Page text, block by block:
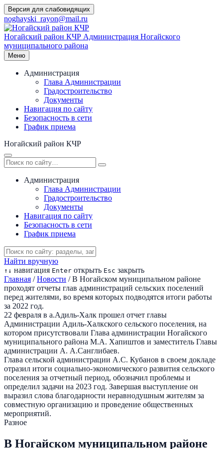
Перейти
к
содержимому
Версия для слабовидящих
noghayski_rayon@mail.ru
Ногайский район КЧР Администрация Ногайского
муниципального района
Меню
Администрация
Глава Администрации
Градостроительство
Документы
Навигация по сайту
Безопасность в сети
График приема
Ногайский район КЧР
Администрация
Глава Администрации
Градостроительство
Документы
Навигация по сайту
Безопасность в сети
График приема
Найти вручную
↑ ↓ навигация Enter открыть Esc закрыть
Главная / Новости / В Ногайском муниципальном районе
проходят отчеты глав администраций сельских поселений
перед жителями, во время которых подводятся итоги работы
за 2022 год.
22 февраля в а.Адиль-Халк прошел отчет главы
Администрации Адиль-Халкского сельского поселения, на
котором присутствовали Глава администрации Ногайского
муниципального района М.А. Хапиштов и заместитель Главы
администрации А. А.Санглибаев.
Глава сельской администрации А.С. Кубанов в своем докладе
отразил итоги социально-экономического развития сельского
поселения за отчетный период, обозначил проблемы и
определил задачи на 2023 год. Завершая выступление он
выразил слова благодарности неравнодушным жителям за
совместную организацию и проведение общественных
мероприятий.
Разное
В Ногайском муниципальном районе